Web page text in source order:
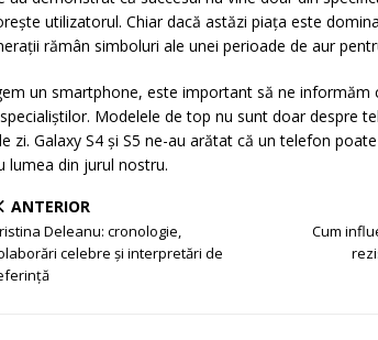
utilizatorul. Chiar dacă astăzi piața este
rămân simboluri ale unei perioade de aur
un smartphone, este important să ne informăm
Modelele de top nu sunt doar despre
zi. Galaxy S4 și S5 ne-au arătat că un telefon
lumea din jurul nostru.
ANTERIOR
Deleanu: cronologie,
celebre și interpretări de
Cum